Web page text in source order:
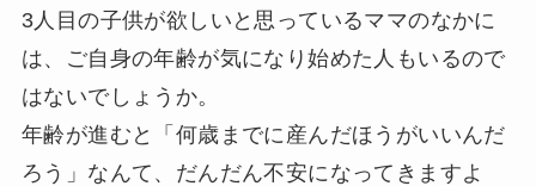
3人目の子供が欲しいと思っているママのなかに
は、ご自身の年齢が気になり始めた人もいるので
はないでしょうか。
年齢が進むと「何歳までに産んだほうがいいんだ
ろう」なんて、だんだん不安になってきますよ